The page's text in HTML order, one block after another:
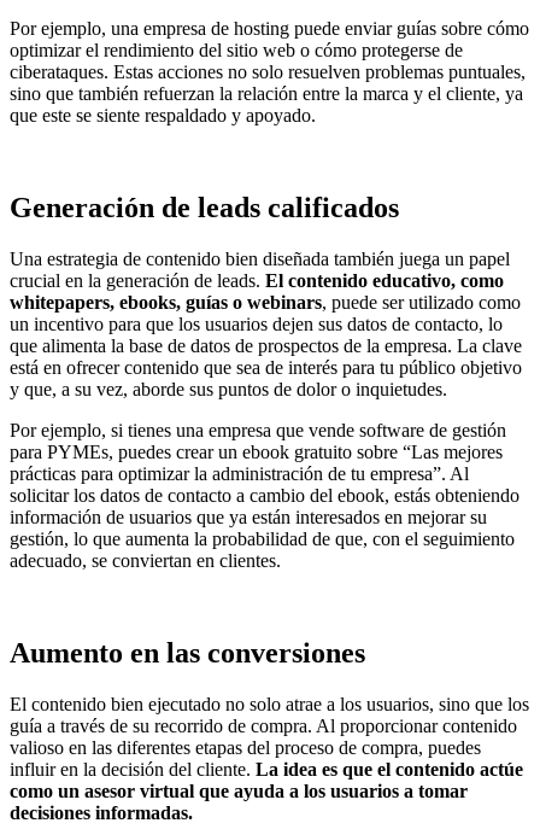
Por ejemplo, una empresa de hosting puede enviar guías sobre cómo
optimizar el rendimiento del sitio web o cómo protegerse de
ciberataques. Estas acciones no solo resuelven problemas puntuales,
sino que también refuerzan la relación entre la marca y el cliente, ya
que este se siente respaldado y apoyado.
Generación de leads calificados
Una estrategia de contenido bien diseñada también juega un papel
crucial en la generación de leads. El contenido educativo, como
whitepapers, ebooks, guías o webinars, puede ser utilizado como
un incentivo para que los usuarios dejen sus datos de contacto, lo
que alimenta la base de datos de prospectos de la empresa. La clave
está en ofrecer contenido que sea de interés para tu público objetivo
y que, a su vez, aborde sus puntos de dolor o inquietudes.
Por ejemplo, si tienes una empresa que vende software de gestión
para PYMEs, puedes crear un ebook gratuito sobre “Las mejores
prácticas para optimizar la administración de tu empresa”. Al
solicitar los datos de contacto a cambio del ebook, estás obteniendo
información de usuarios que ya están interesados en mejorar su
gestión, lo que aumenta la probabilidad de que, con el seguimiento
adecuado, se conviertan en clientes.
Aumento en las conversiones
El contenido bien ejecutado no solo atrae a los usuarios, sino que los
guía a través de su recorrido de compra. Al proporcionar contenido
valioso en las diferentes etapas del proceso de compra, puedes
influir en la decisión del cliente. La idea es que el contenido actúe
como un asesor virtual que ayuda a los usuarios a tomar
decisiones informadas.